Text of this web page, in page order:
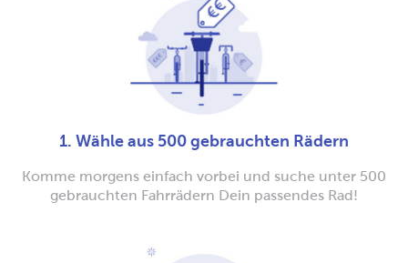
1. Wähle aus 500 gebrauchten Rädern
Komme morgens einfach vorbei und suche unter 500
gebrauchten Fahrrädern Dein passendes Rad!